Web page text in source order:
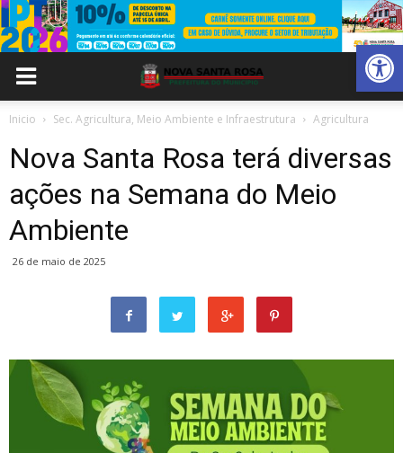
Abrir
Inicio Sec. Agricultura, Meio Ambiente e Infraestrutura Agricultura
Nova Santa Rosa terá diversas
ações na Semana do Meio
Ambiente
26 de maio de 2025